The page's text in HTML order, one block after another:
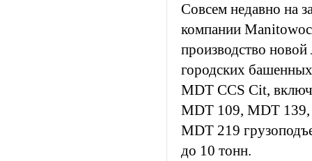
Совсем недавно на
компании
производство новой
городских
MDT CCS Cit,
MDT 109, MDT
MDT 219
до 10 тонн.